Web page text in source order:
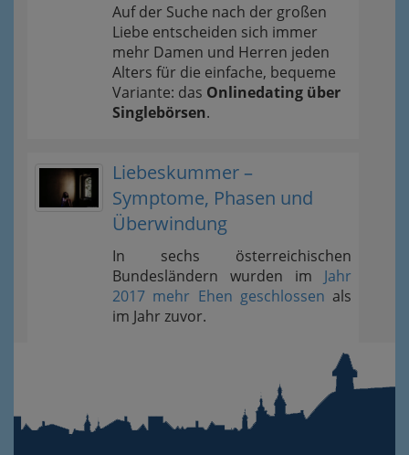
Auf der Suche nach der großen
Liebe entscheiden sich immer
mehr Damen und Herren jeden
Alters für die einfache, bequeme
Variante: das Onlinedating über
Singlebörsen.
Liebeskummer –
Symptome, Phasen und
Überwindung
In sechs österreichischen
Bundesländern wurden im Jahr
2017 mehr Ehen geschlossen als
im Jahr zuvor.